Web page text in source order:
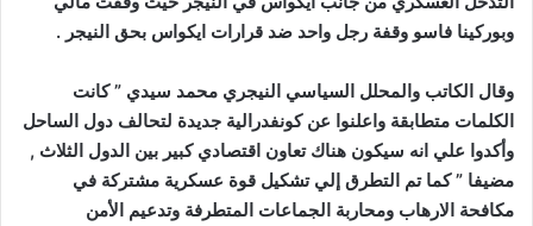
وبوركينا فاسو وقفة رجل واحد ضد قرارات ايكواس بحق النيجر .
وقال الكاتب والمحلل السياسي النيجري محمد سيدي ” كانت
الكلمات متطابقة واعلنوا عن كونفدرالية جديدة لتحالف دول الساحل
وأكدوا علي انه سيكون هناك تعاون اقتصادي كبير بين الدول الثلاث ,
مضيفا ” كما تم التطرق إلي تشكيل قوة عسكرية مشتركة في
مكافحة الارهاب ومحاربة الجماعات المتطرفة وتدعيم الأمن